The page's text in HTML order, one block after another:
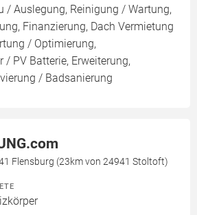
/ Auslegung, Reinigung / Wartung,
Finanzierung, Dach Vermietung
/ Optimierung,
/ PV Batterie, Erweiterung,
/ Badsanierung
Flensburg (23km von 24941 Stoltoft)